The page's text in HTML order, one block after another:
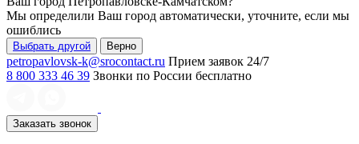
Мы определили Ваш город автоматически, уточните, если мы
ошиблись
Выбрать другой Верно
petropavlovsk-k@srocontact.ru Прием заявок 24/7
8 800 333 46 39 Звонки по России бесплатно
Заказать звонок